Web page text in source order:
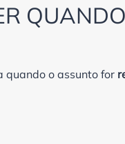
quando o assunto for